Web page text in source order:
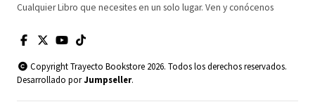
Cualquier Libro que necesites en un solo lugar. Ven y conócenos
Copyright Trayecto Bookstore 2026. Todos los derechos reservados.
Desarrollado porJumpseller.